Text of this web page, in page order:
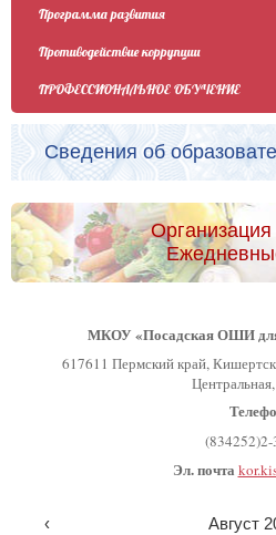
Программа развития
Противодействие коррупции
ПРОФЕССИОНАЛЬНОЕ ОБУЧЕНИЕ
Сведения об
Организация
МКОУ «Посадская ОШИ
617611 Пермский край,
Эл. почта
‹ Август